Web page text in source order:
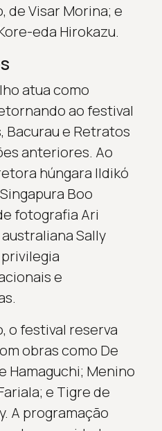
de Visar Morina; e
eda Hirokazu.
atua como
ao festival
Bacurau e Retratos
anteriores. Ao
húngara Ildikó
Boo
fotografia Ari
Sally
e
o festival reserva
obras como De
Hamaguchi; Menino
e Tigre de
A programação